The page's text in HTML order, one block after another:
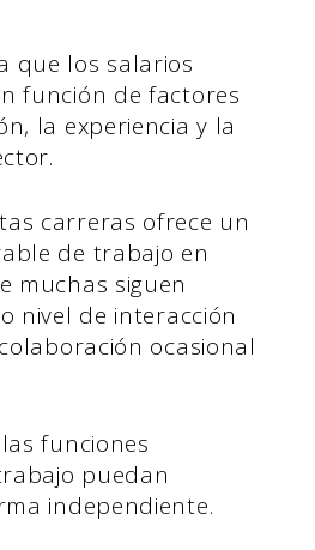
que los salarios
función de factores
la experiencia y la
carreras ofrece un
de trabajo en
muchas siguen
nivel de interacción
ocasional
funciones
puedan
independiente.